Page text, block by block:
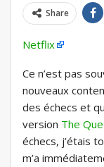
Share
Netflix
Ce n’est pas
nouveaux
des échecs et
version The
échecs, j’étais
m’a